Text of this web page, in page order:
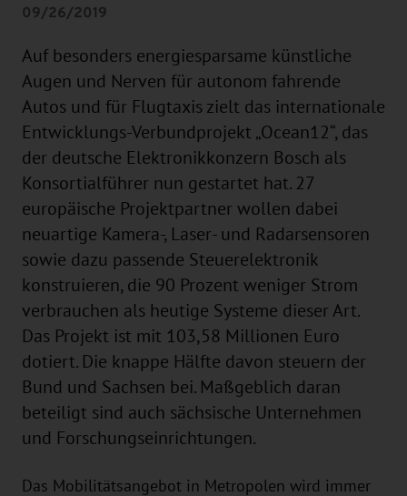
09/26/2019
Auf besonders energiesparsame künstliche
Augen und Nerven für autonom fahrende
Autos und für Flugtaxis zielt das internationale
Entwicklungs-Verbundprojekt „Ocean12“, das
der deutsche Elektronikkonzern Bosch als
Konsortialführer nun gestartet hat. 27
europäische Projektpartner wollen dabei
neuartige Kamera-, Laser- und Radarsensoren
sowie dazu passende Steuerelektronik
konstruieren, die 90 Prozent weniger Strom
verbrauchen als heutige Systeme dieser Art.
Das Projekt ist mit 103,58 Millionen Euro
dotiert. Die knappe Hälfte davon steuern der
Bund und Sachsen bei. Maßgeblich daran
beteiligt sind auch sächsische Unternehmen
und Forschungseinrichtungen.
Das Mobilitätsangebot in Metropolen wird immer